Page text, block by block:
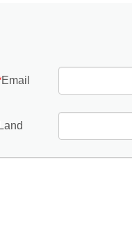
Email
Land